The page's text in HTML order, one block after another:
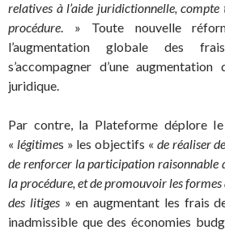
relatives à l’aide juridictionnelle, compte
procédure. » Toute nouvelle
l’augmentation globale des
s’accompagner d’une
juridique.
Par contre, la Plateforme déplore
« légitimes » les objectifs « de réaliser
de renforcer la participation raisonnable
la procédure, et de promouvoir les
des litiges» en augmentant les frais
inadmissible que des économies